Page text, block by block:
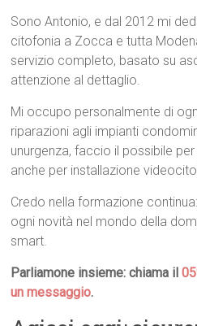
Sono Antonio, e dal 2012 mi
citofonia a Zocca e tutta
servizio completo, basato su
attenzione al dettaglio.
Mi occupo personalmente di
riparazioni agli impianti
unurgenza, faccio il possibile
anche per installazione
Credo nella formazione
ogni novità nel mondo della
smart.
Parliamone insieme: chiama il
un messaggio.